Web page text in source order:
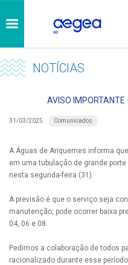
NOTÍCIAS
AVISO IMPORTANTE
31/03/2025 Comunicados
A Águas de Ariquemes informa
em uma tubulação de grande porte
nesta segunda-feira (31).
A previsão é que o serviço seja
manutenção, pode ocorrer baixa
04, 06 e 08.
Pedimos a colaboração de todos
racionalizado durante esse